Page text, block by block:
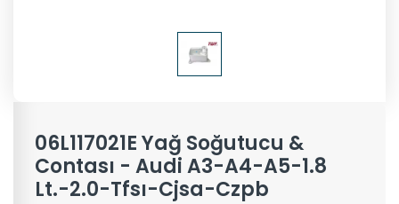
06L117021E Yağ Soğutucu &
Contası - Audi A3-A4-A5-1.8
Lt.-2.0-Tfsı-Cjsa-Czpb